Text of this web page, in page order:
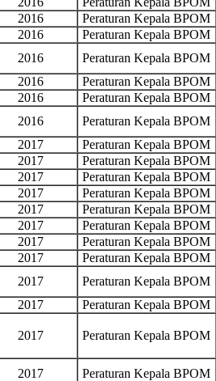
2016 Peraturan Kepala BPOM
2016 Peraturan Kepala BPOM
2016 Peraturan Kepala BPOM
2016 Peraturan Kepala BPOM
2016 Peraturan Kepala BPOM
2016 Peraturan Kepala BPOM
2017 Peraturan Kepala BPOM
2017 Peraturan Kepala BPOM
2017 Peraturan Kepala BPOM
2017 Peraturan Kepala BPOM
2017 Peraturan Kepala BPOM
2017 Peraturan Kepala BPOM
2017 Peraturan Kepala BPOM
2017 Peraturan Kepala BPOM
2017 Peraturan Kepala BPOM
2017 Peraturan Kepala BPOM
2017 Peraturan Kepala BPOM
2017 Peraturan Kepala BPOM